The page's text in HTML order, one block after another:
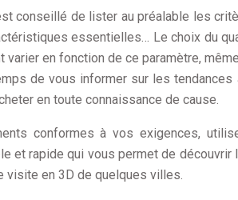
conseillé de lister au préalable les
essentielles… Le choix du
en fonction de ce paramètre, même
de vous informer sur les
en toute connaissance de cause.
conformes à vos exigences,
et rapide qui vous permet de découvrir
visite en 3D de quelques villes.